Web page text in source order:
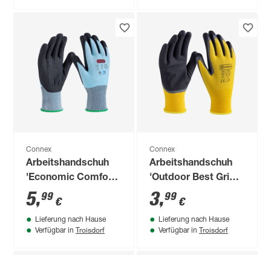
Connex
Arbeitshandschuh
'Economic Comfort
Cool&Touch'
blau/weiß/schwarz
Größe 8/M
5,99 €
Lieferung nach Hause
Verfügbar in Troisdorf
Connex
Arbeitshandschuh
'Outdoor Best Grip'
gelb/grau/schwarz
Größe 10/XL
3,99 €
Lieferung nach Hause
Verfügbar in Troisdorf